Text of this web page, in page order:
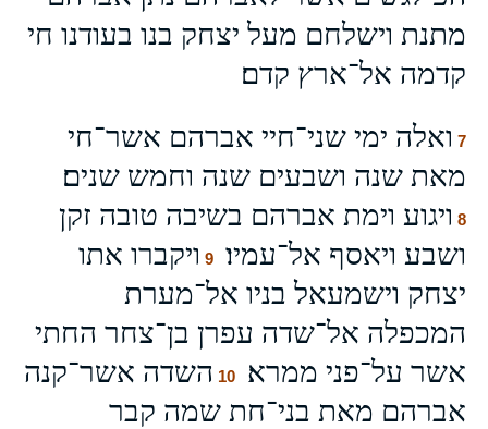
מתנת וישלחם מעל יצחק בנו בעודנו חי
קדמה אל־ארץ קדם׃
7 ואלה ימי שני־חיי אברהם אשר־חי
מאת שנה ושבעים שנה וחמש שנים׃
8 ויגוע וימת אברהם בשיבה טובה זקן
ושבע ויאסף אל־עמיו׃
9 ויקברו אתו
יצחק וישמעאל בניו אל־מערת
המכפלה אל־שדה עפרן בן־צחר החתי
אשר על־פני ממרא׃
10 השדה אשר־קנה
אברהם מאת בני־חת שמה קבר